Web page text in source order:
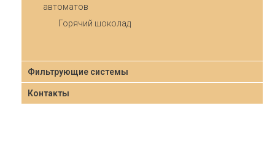
автоматов
Горячий шоколад
Фильтрующие системы
Контакты